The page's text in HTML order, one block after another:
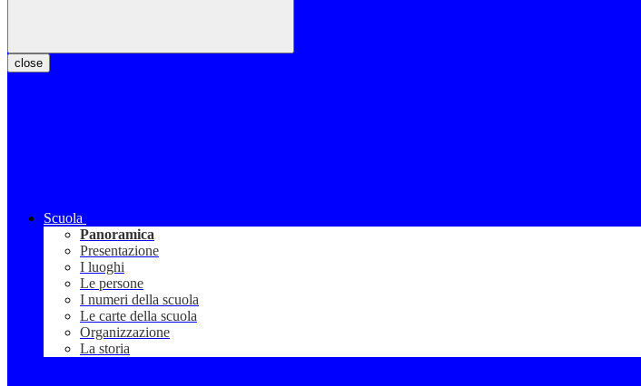
close
Scuola
Panoramica
Presentazione
I luoghi
Le persone
I numeri della scuola
Le carte della scuola
Organizzazione
La storia